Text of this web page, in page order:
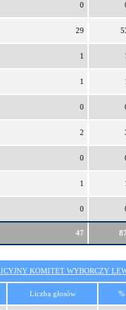
0
29
1
1
0
2
0
1
0
47
KOMITET WYBORCZY
Liczba głosów %